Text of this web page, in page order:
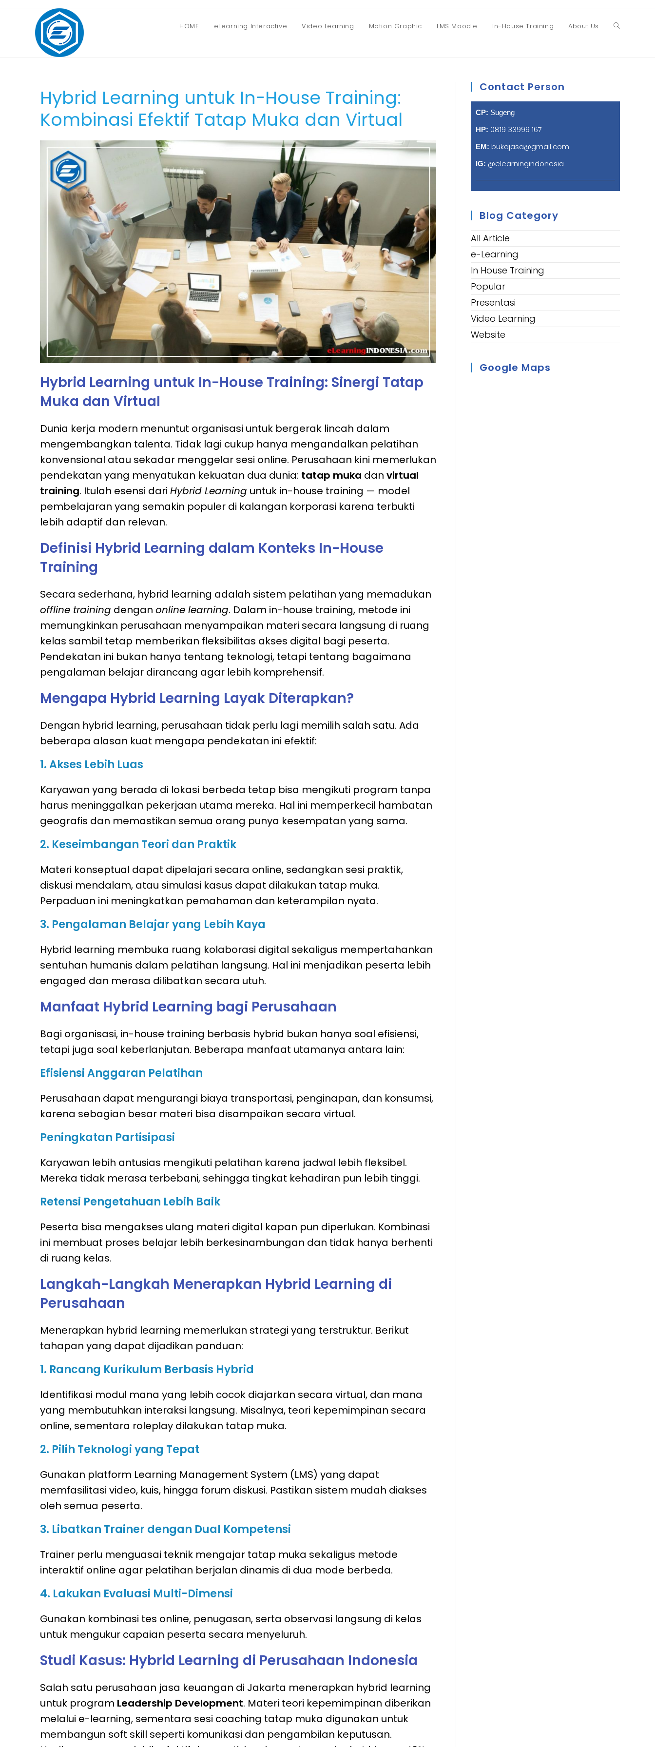
HOME eLearning Interactive Video Learning Motion Graphic LMS Moodle In-House Training About Us
Contact Person
CP: Sugeng
HP: 0819 33999 167
EM: bukajasa@gmail.com
IG: @elearningindonesia
Blog Category
All Article
e-Learning
In House Training
Popular
Presentasi
Video Learning
Website
Google Maps
Hybrid Learning untuk In-House Training:
Kombinasi Efektif Tatap Muka dan Virtual
Hybrid Learning untuk In-House Training: Sinergi Tatap
Muka dan Virtual
Dunia kerja modern menuntut organisasi untuk bergerak lincah dalam
mengembangkan talenta. Tidak lagi cukup hanya mengandalkan pelatihan
konvensional atau sekadar menggelar sesi online. Perusahaan kini memerlukan
pendekatan yang menyatukan kekuatan dua dunia: tatap muka dan virtual
training. Itulah esensi dari Hybrid Learning untuk in-house training — model
pembelajaran yang semakin populer di kalangan korporasi karena terbukti
lebih adaptif dan relevan.
Definisi Hybrid Learning dalam Konteks In-House
Training
Secara sederhana, hybrid learning adalah sistem pelatihan yang memadukan
offline training dengan online learning. Dalam in-house training, metode ini
memungkinkan perusahaan menyampaikan materi secara langsung di ruang
kelas sambil tetap memberikan fleksibilitas akses digital bagi peserta.
Pendekatan ini bukan hanya tentang teknologi, tetapi tentang bagaimana
pengalaman belajar dirancang agar lebih komprehensif.
Mengapa Hybrid Learning Layak Diterapkan?
Dengan hybrid learning, perusahaan tidak perlu lagi memilih salah satu. Ada
beberapa alasan kuat mengapa pendekatan ini efektif:
1. Akses Lebih Luas
Karyawan yang berada di lokasi berbeda tetap bisa mengikuti program tanpa
harus meninggalkan pekerjaan utama mereka. Hal ini memperkecil hambatan
geografis dan memastikan semua orang punya kesempatan yang sama.
2. Keseimbangan Teori dan Praktik
Materi konseptual dapat dipelajari secara online, sedangkan sesi praktik,
diskusi mendalam, atau simulasi kasus dapat dilakukan tatap muka.
Perpaduan ini meningkatkan pemahaman dan keterampilan nyata.
3. Pengalaman Belajar yang Lebih Kaya
Hybrid learning membuka ruang kolaborasi digital sekaligus mempertahankan
sentuhan humanis dalam pelatihan langsung. Hal ini menjadikan peserta lebih
engaged dan merasa dilibatkan secara utuh.
Manfaat Hybrid Learning bagi Perusahaan
Bagi organisasi, in-house training berbasis hybrid bukan hanya soal efisiensi,
tetapi juga soal keberlanjutan. Beberapa manfaat utamanya antara lain:
Efisiensi Anggaran Pelatihan
Perusahaan dapat mengurangi biaya transportasi, penginapan, dan konsumsi,
karena sebagian besar materi bisa disampaikan secara virtual.
Peningkatan Partisipasi
Karyawan lebih antusias mengikuti pelatihan karena jadwal lebih fleksibel.
Mereka tidak merasa terbebani, sehingga tingkat kehadiran pun lebih tinggi.
Retensi Pengetahuan Lebih Baik
Peserta bisa mengakses ulang materi digital kapan pun diperlukan. Kombinasi
ini membuat proses belajar lebih berkesinambungan dan tidak hanya berhenti
di ruang kelas.
Langkah-Langkah Menerapkan Hybrid Learning di
Perusahaan
Menerapkan hybrid learning memerlukan strategi yang terstruktur. Berikut
tahapan yang dapat dijadikan panduan:
1. Rancang Kurikulum Berbasis Hybrid
Identifikasi modul mana yang lebih cocok diajarkan secara virtual, dan mana
yang membutuhkan interaksi langsung. Misalnya, teori kepemimpinan secara
online, sementara roleplay dilakukan tatap muka.
2. Pilih Teknologi yang Tepat
Gunakan platform Learning Management System (LMS) yang dapat
memfasilitasi video, kuis, hingga forum diskusi. Pastikan sistem mudah diakses
oleh semua peserta.
3. Libatkan Trainer dengan Dual Kompetensi
Trainer perlu menguasai teknik mengajar tatap muka sekaligus metode
interaktif online agar pelatihan berjalan dinamis di dua mode berbeda.
4. Lakukan Evaluasi Multi-Dimensi
Gunakan kombinasi tes online, penugasan, serta observasi langsung di kelas
untuk mengukur capaian peserta secara menyeluruh.
Studi Kasus: Hybrid Learning di Perusahaan Indonesia
Salah satu perusahaan jasa keuangan di Jakarta menerapkan hybrid learning
untuk program Leadership Development. Materi teori kepemimpinan diberikan
melalui e-learning, sementara sesi coaching tatap muka digunakan untuk
membangun soft skill seperti komunikasi dan pengambilan keputusan.